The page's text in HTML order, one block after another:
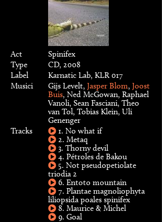
Act
Spinifex
Type
CD, 2008
Label
Karnatic Lab, KLR 017
Musici
Gijs Levelt, Jasper Blom, Joost
Buis, Ned McGowan, Raphael
Vanoli, Sean Fasciani, Theo
van Tol, Tobias Klein, Uli
Genenger
Tracks
1. No what if
2. Metaq
3. Thorny devil
4. Pétroles de Bakou
5. Not pseudopetiolate
triodia 2
6. Entoto mountain
7. Plantae magnoliophyta
liliopsida poales spinifex
8. Maurice & Michel
9. Goal